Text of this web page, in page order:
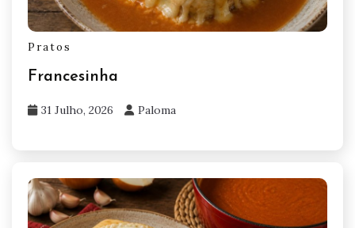
Pratos
Francesinha
31 Julho, 2026 Paloma